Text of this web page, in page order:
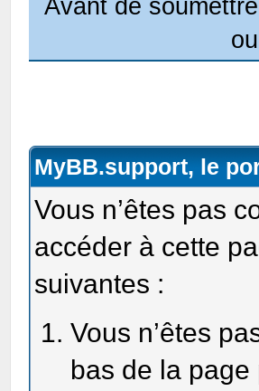
Avant de
MyBB.support, le
Vous n’êtes pas
accéder à cette
suivantes :
Vous n’êtes
bas de la